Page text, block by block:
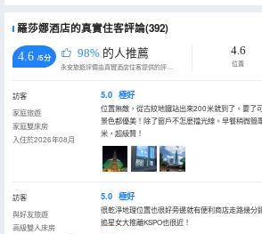
羅莎娜酒店的真實住客評論(392)
4.6 /5分 98% 的人推薦
永安旅遊評價由真實酒店住客提供的評價。
4.6
位置
訪客
家庭旅遊
家庭雙床房
入住於2026年08月
5.0 極好
位置無敵，從古紋地鐵站出來200米就到了。要了
景色都優美！除了窗戶不怎麼擋光線。早餐稍微簡
米，超級贊！
訪客
與好友旅遊
高級雙人床房
5.0 極好
很乾淨地理位置也很好旁邊就有便利商店走路幾分
追星女大推離KSPO也很近！